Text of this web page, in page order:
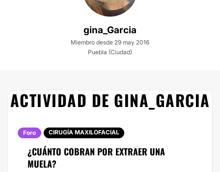
gina_Garcia
Miembro desde 29 may 2016
Puebla (Ciudad)
ACTIVIDAD DE GINA_GARCIA
Foro CIRUGÍA MAXILOFACIAL
¿CUÁNTO COBRAN POR EXTRAER UNA
MUELA?